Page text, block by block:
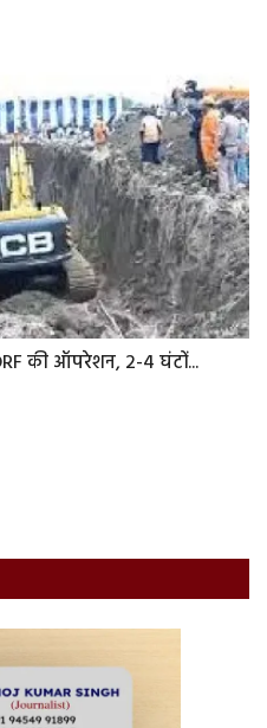
की ऑपरेशन, 2-4 घंटों...